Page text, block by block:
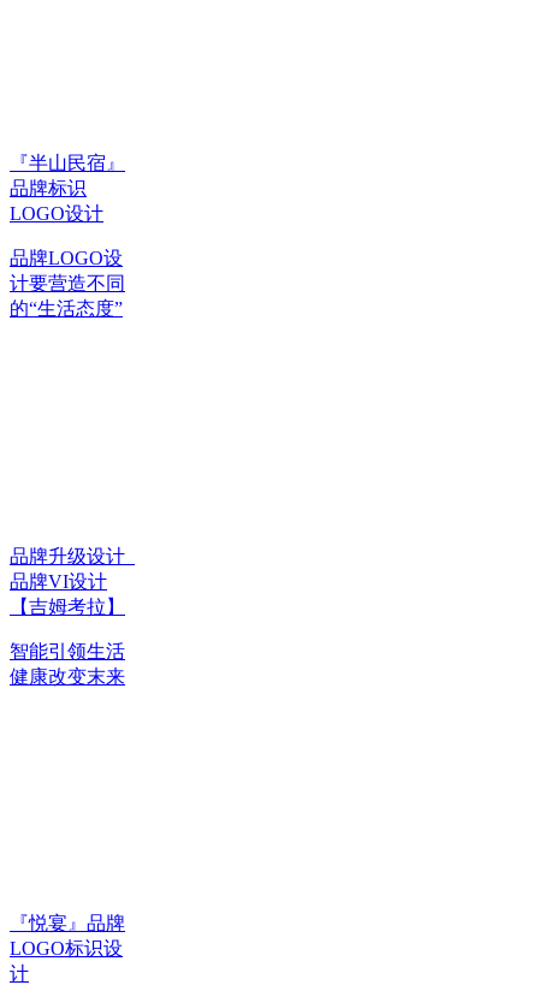
『半山民宿』
品牌标识
LOGO设计
品牌LOGO设
计要营造不同
的“生活态度”
品牌升级设计_
品牌VI设计
【吉姆考拉】
智能引领生活
健康改变末来
『悦宴』品牌
LOGO标识设
计